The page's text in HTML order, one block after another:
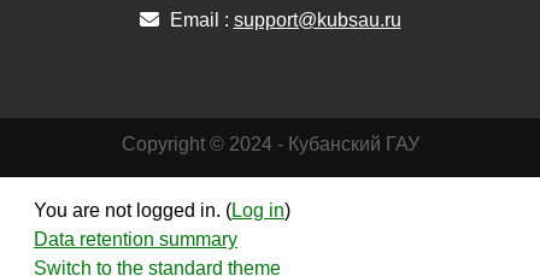
Email : support@kubsau.ru
Copyright © 2024 - Кубанский ГАУ
You are not logged in. (Log in)
Data retention summary
Switch to the standard theme